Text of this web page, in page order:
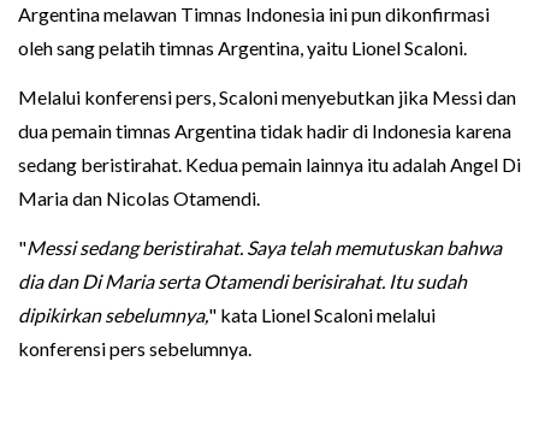
Argentina melawan Timnas Indonesia ini pun dikonfirmasi
oleh sang pelatih timnas Argentina, yaitu Lionel Scaloni.
Melalui konferensi pers, Scaloni menyebutkan jika Messi dan
dua pemain timnas Argentina tidak hadir di Indonesia karena
sedang beristirahat. Kedua pemain lainnya itu adalah Angel Di
Maria dan Nicolas Otamendi.
"Messi sedang beristirahat. Saya telah memutuskan bahwa
dia dan Di Maria serta Otamendi berisirahat. Itu sudah
dipikirkan sebelumnya," kata Lionel Scaloni melalui
konferensi pers sebelumnya.